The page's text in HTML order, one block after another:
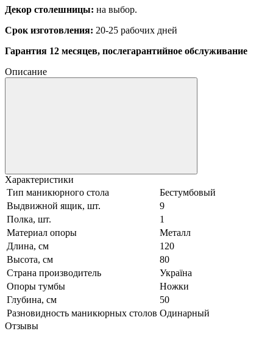
Декор столешницы: на выбор.
Срок изготовления: 20-25 рабочих дней
Гарантия 12 месяцев, послегарантийное обслуживание
Описание
Характеристики
Тип маникюрного стола
Бестумбовый
Выдвижной ящик, шт.
9
Полка, шт.
1
Материал опоры
Металл
Длина, см
120
Высота, см
80
Страна производитель
Україна
Опоры тумбы
Ножки
Глубина, см
50
Разновидность маникюрных столов Одинарный
Отзывы